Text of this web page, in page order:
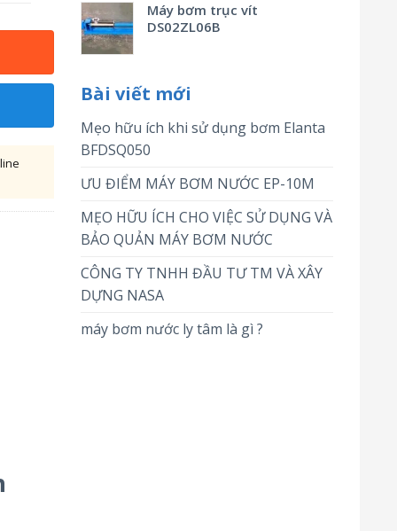
Máy bơm trục vít
DS02ZL06B
Bài viết mới
Mẹo hữu ích khi sử dụng bơm Elanta
BFDSQ050
ƯU ĐIỂM MÁY BƠM NƯỚC EP-10M
MẸO HỮU ÍCH CHO VIỆC SỬ DỤNG VÀ
BẢO QUẢN MÁY BƠM NƯỚC
CÔNG TY TNHH ĐẦU TƯ TM VÀ XÂY
DỰNG NASA
máy bơm nước ly tâm là gì ?